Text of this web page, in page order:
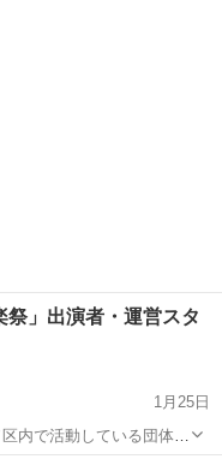
祭」出演者・運営スタ
1月25日
内で活動している団体・
開催される「足立区音楽